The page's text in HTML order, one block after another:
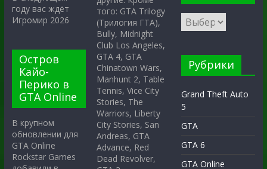
году вас ждёт
Игромир 2026
Остров
Кайо-
Перико в
GTA Online
В крупном
обновлении для
GTA Online
Rockstar Games
того: GTA Trilogy
(Трилогия ГТА),
Bully, Midnight
Club Los Angeles,
GTA 4, GTA
Chinatown Wars,
Manhunt 2, Table
Tennis, Vice City
Stories, The
Warriors, Liberty
City Stories, San
Andreas, GTA
Advance, Red
Dead Revolver,
Рубрики
Grand Theft Auto
5
GTA
GTA 6
GTA Online